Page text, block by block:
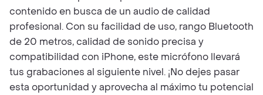
contenido en busca de un audio de calidad
profesional. Con su facilidad de uso, rango Bluetooth
de 20 metros, calidad de sonido precisa y
compatibilidad con iPhone, este micrófono llevará
tus grabaciones al siguiente nivel. ¡No dejes pasar
esta oportunidad y aprovecha al máximo tu potencial